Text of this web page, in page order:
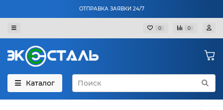
ОТПРАВКА ЗАЯВКИ 24/7
0 0
Каталог